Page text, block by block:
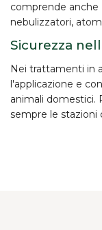
comprende anche
nebulizzatori,
Sicurezza
Nei trattamenti in
l'applicazione e
animali domestici.
sempre le stazioni